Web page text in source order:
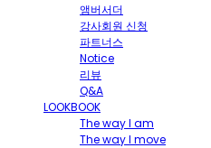
앰버서더
강사회원 신청
파트너스
Notice
리뷰
Q&A
LOOKBOOK
The way I am
The way I move